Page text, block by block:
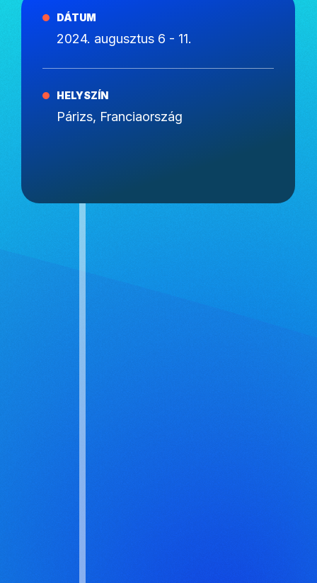
DÁTUM
2024. augusztus 6 - 11.
HELYSZÍN
Párizs, Franciaország